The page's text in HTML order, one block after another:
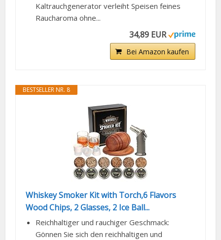
Kaltrauchgenerator verleiht Speisen feines
Raucharoma ohne...
34,89 EUR
Bei Amazon kaufen
BESTSELLER NR. 8
Whiskey Smoker Kit with Torch,6 Flavors
Wood Chips, 2 Glasses, 2 Ice Ball...
Reichhaltiger und rauchiger Geschmack:
Gönnen Sie sich den reichhaltigen und